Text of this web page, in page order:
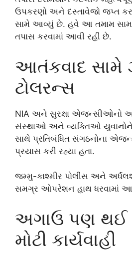
ઉપકરણો અને દસ્તાવેજો જપ્ત
સામે આવ્યું છે. હવે આ તમામ
તપાસ કરવામાં આવી રહી છે.
આતંકવાદ સામે
ટોલરન્સ
NIA અને સુરક્ષા એજન્સીઓનો
સંસ્થાઓ અને વ્યક્તિઓ યુવાનોને
સાથે પ્રતિબંધિત સંગઠનોના
પ્રયાસ કરી રહ્યા હતા.
જમ્મુ-કાશ્મીર પોલીસ અને
સમગ્ર ઓપરેશન હાથ ધરવામાં
અગાઉ પણ થઈ
મોટી કાર્યવાહી